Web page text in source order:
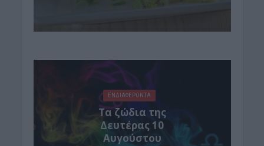
ΕΝΔΙΑΦΕΡΟΝΤΑ
Τα ζώδια της
Δευτέρας 10
Αυγούστου